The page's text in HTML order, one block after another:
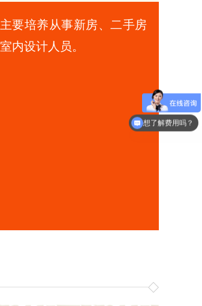
主要培养从事新房、二手房
室内设计人员。
想了解费用吗？